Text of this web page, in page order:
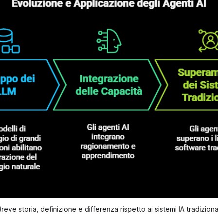
storia, definizione e differenza rispetto ai sistemi IA